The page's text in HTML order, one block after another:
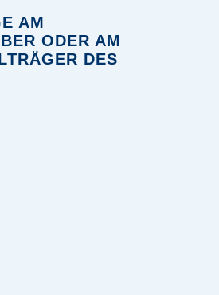
AM
ODER AM
DES